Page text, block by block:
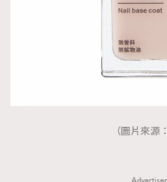
（圖片來源